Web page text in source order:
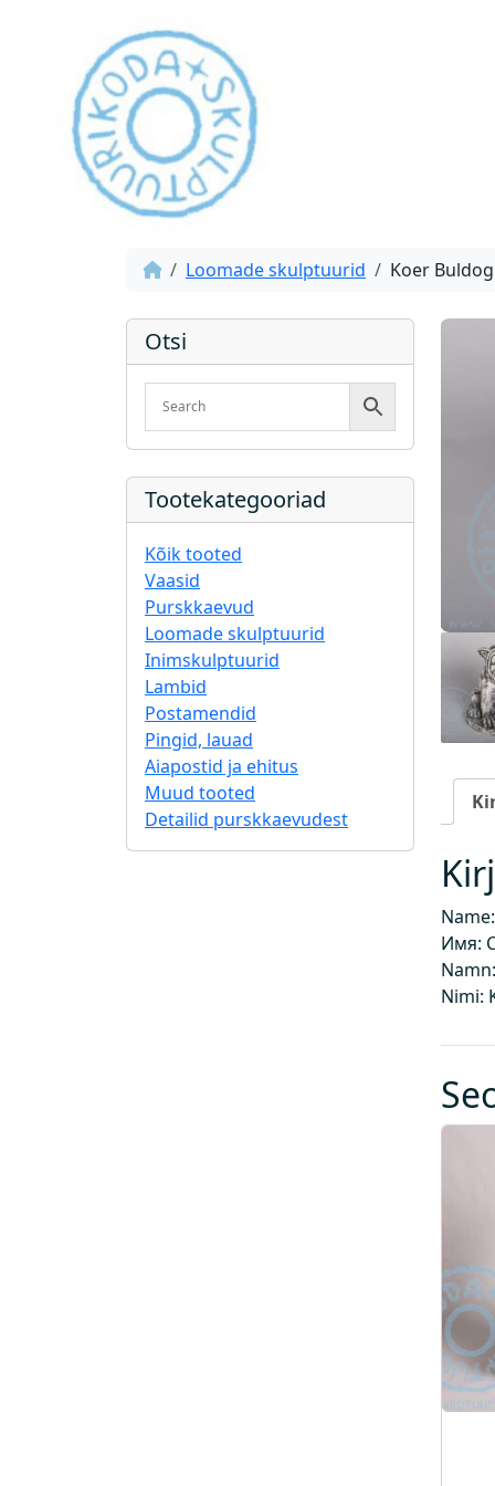
Loomade skulptuurid Koer
Otsi
Tootekategooriad
Kõik tooted
Vaasid
Purskkaevud
Loomade skulptuurid
Inimskulptuurid
Lambid
Postamendid
Pingid, lauad
Aiapostid ja ehitus
Muud tooted
Detailid purskkaevudest
Имя:
Nimi: